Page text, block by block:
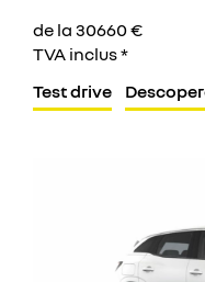
de la 30660 €
TVA inclus *
Test drive